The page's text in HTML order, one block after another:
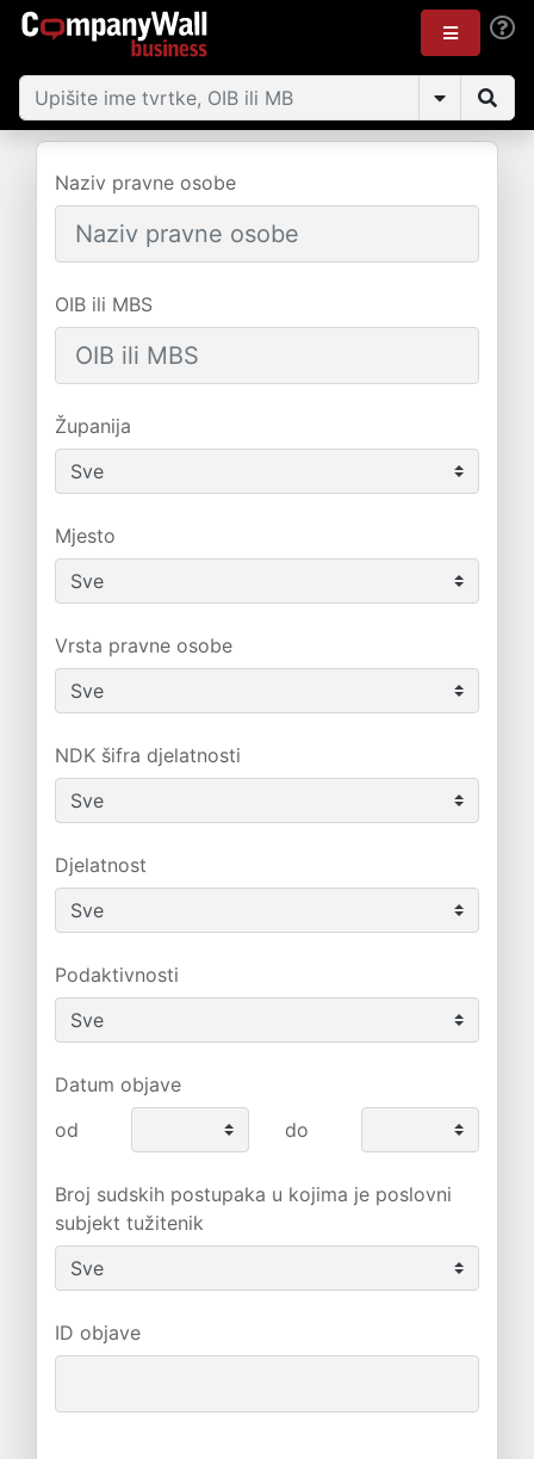
Naziv pravne osobe
OIB ili MBS
Županija
Mjesto
Vrsta pravne osobe
NDK šifra djelatnosti
Djelatnost
Podaktivnosti
Datum objave
od
do
Broj sudskih postupaka u kojima je poslovni
subjekt tužitenik
ID objave